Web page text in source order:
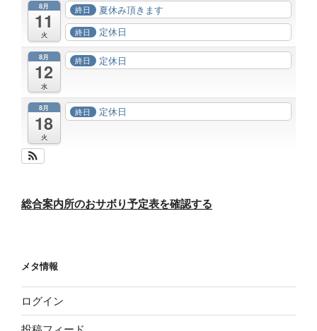
8月
11
火
終日 夏休み頂きます
終日 定休日
8月
12
水
終日 定休日
8月
18
火
終日 定休日
総合案内所のおサボり予定表を確認する
メタ情報
ログイン